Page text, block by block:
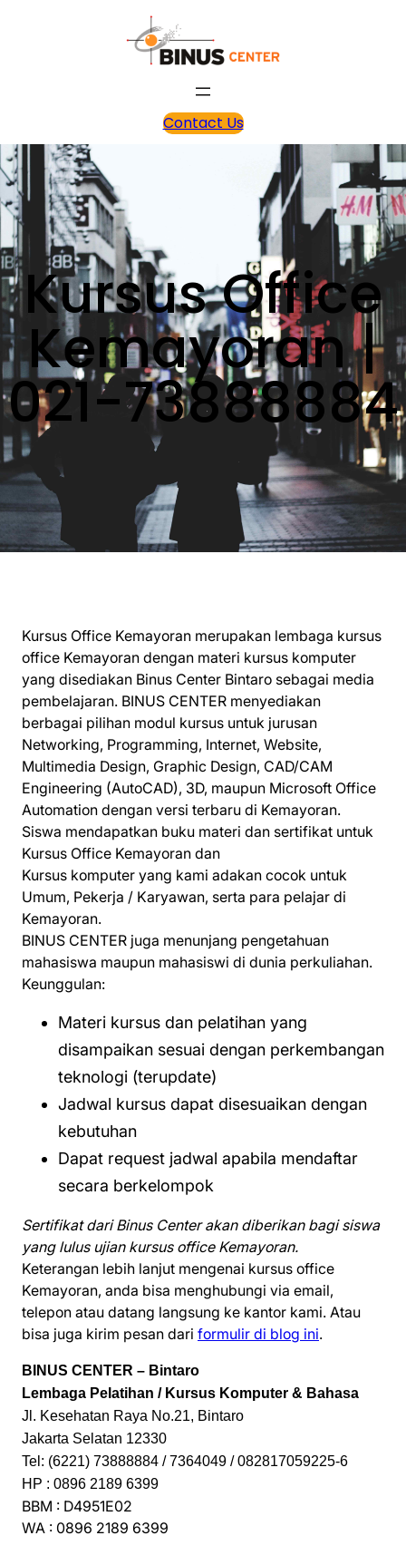
Contact Us
Kursus Office
Kemayoran |
021-73888884
Kursus Office Kemayoran merupakan lembaga kursus
office Kemayoran dengan materi kursus komputer
yang disediakan Binus Center Bintaro sebagai media
pembelajaran. BINUS CENTER menyediakan
berbagai pilihan modul kursus untuk jurusan
Networking, Programming, Internet, Website,
Multimedia Design, Graphic Design, CAD/CAM
Engineering (AutoCAD), 3D, maupun Microsoft Office
Automation dengan versi terbaru di Kemayoran.
Siswa mendapatkan buku materi dan sertifikat untuk
Kursus Office Kemayoran dan
Kursus komputer yang kami adakan cocok untuk
Umum, Pekerja / Karyawan, serta para pelajar di
Kemayoran.
BINUS CENTER juga menunjang pengetahuan
mahasiswa maupun mahasiswi di dunia perkuliahan.
Keunggulan:
Materi kursus dan pelatihan yang
disampaikan sesuai dengan perkembangan
teknologi (terupdate)
Jadwal kursus dapat disesuaikan dengan
kebutuhan
Dapat request jadwal apabila mendaftar
secara berkelompok
Sertifikat dari Binus Center akan diberikan bagi siswa
yang lulus ujian kursus office Kemayoran.
Keterangan lebih lanjut mengenai kursus office
Kemayoran, anda bisa menghubungi via email,
telepon atau datang langsung ke kantor kami. Atau
bisa juga kirim pesan dari formulir di blog ini.
BINUS CENTER – Bintaro
Lembaga Pelatihan / Kursus Komputer & Bahasa
Jl. Kesehatan Raya No.21, Bintaro
Jakarta Selatan 12330
Tel: (6221) 73888884 / 7364049 / 082817059225-6
HP : 0896 2189 6399
BBM : D4951E02
WA : 0896 2189 6399